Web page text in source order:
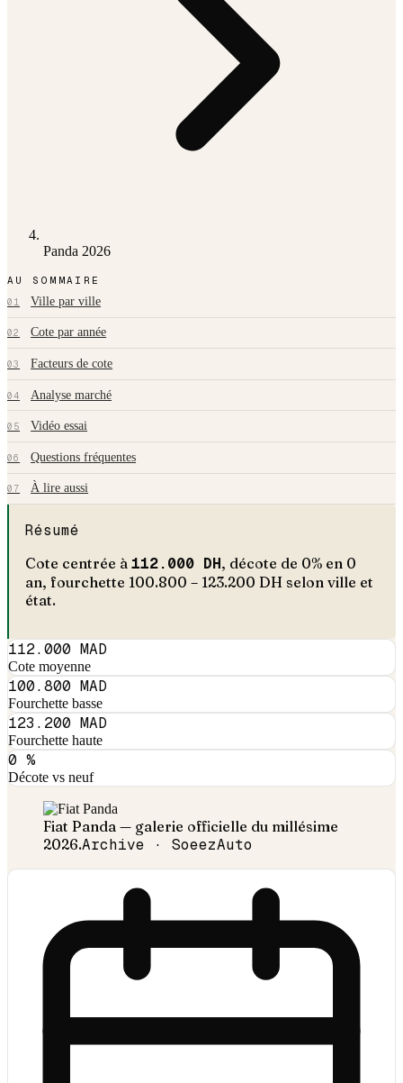
Panda 2026
AU SOMMAIRE
01 Ville par ville
02 Cote par année
03 Facteurs de cote
04 Analyse marché
05 Vidéo essai
06 Questions fréquentes
07 À lire aussi
Résumé
Cote centrée à 112.000DH, décote de 0% en 0
an, fourchette 100.800 – 123.200 DH selon ville et
état.
112.000 MAD
Cote moyenne
100.800 MAD
Fourchette basse
123.200 MAD
Fourchette haute
0 %
Décote vs neuf
Fiat Panda — galerie officielle du millésime
2026.Archive · SoeezAuto